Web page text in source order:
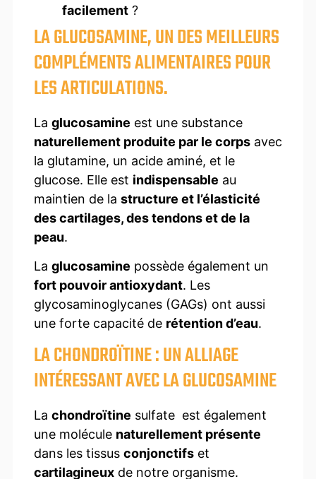
facilement?
LA GLUCOSAMINE, UN DES MEILLEURS
COMPLÉMENTS ALIMENTAIRES POUR
LES ARTICULATIONS.
La glucosamine est une substance
naturellement produite par le corpsavec
la glutamine, un acide aminé, et le
glucose. Elle est indispensable au
maintien dela structure et l’élasticité
des cartilages, des tendons et de la
peau.
La glucosamine possède également un
fort pouvoir antioxydant. Les
glycosaminoglycanes (GAGs) ont aussi
une forte capacité de rétention d’eau.
LA CHONDROÏTINE : UN ALLIAGE
INTÉRESSANT AVEC LA GLUCOSAMINE
La chondroïtine sulfate est également
une molécule naturellement présente
dans les tissus conjonctifset
cartilagineuxde notre organisme.